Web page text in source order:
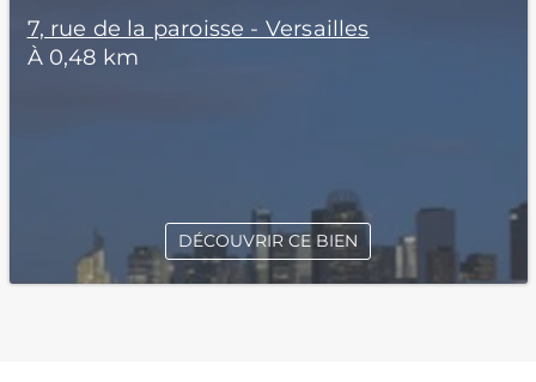
7, rue de la paroisse - Versailles
À 0,48 km
DÉCOUVRIR CE BIEN